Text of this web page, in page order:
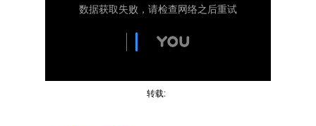
转载: